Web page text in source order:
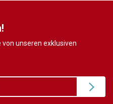
unseren exklusiven